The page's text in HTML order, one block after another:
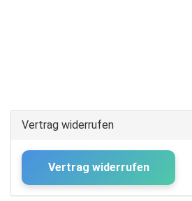
Vertrag widerrufen
Vertrag widerrufen